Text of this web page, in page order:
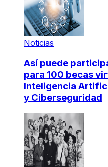
Noticias
Así puede
para 100 becas
Inteligencia
y Ciberseguridad